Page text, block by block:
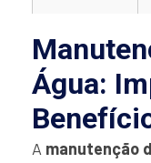
Água:
A manutenção